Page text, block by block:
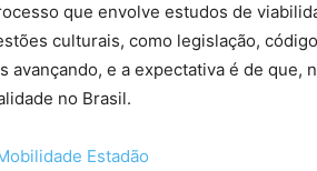
que envolve estudos de
culturais, como legislação,
avançando, e a expectativa é de que,
no Brasil.
Estadão